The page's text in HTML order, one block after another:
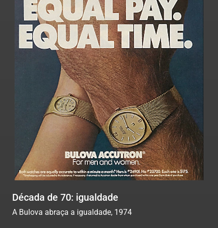
Década de 70: igualdade
A Bulova abraça a igualdade, 1974